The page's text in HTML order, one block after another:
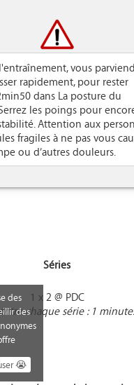
vous
rapidement, pour rester
dans La posture du
les poings pour
Attention aux
fragiles à ne pas vous
ou d’autres douleurs.
Séries
1 x 2 @ PDC
chaque série : 1
des
des
😭